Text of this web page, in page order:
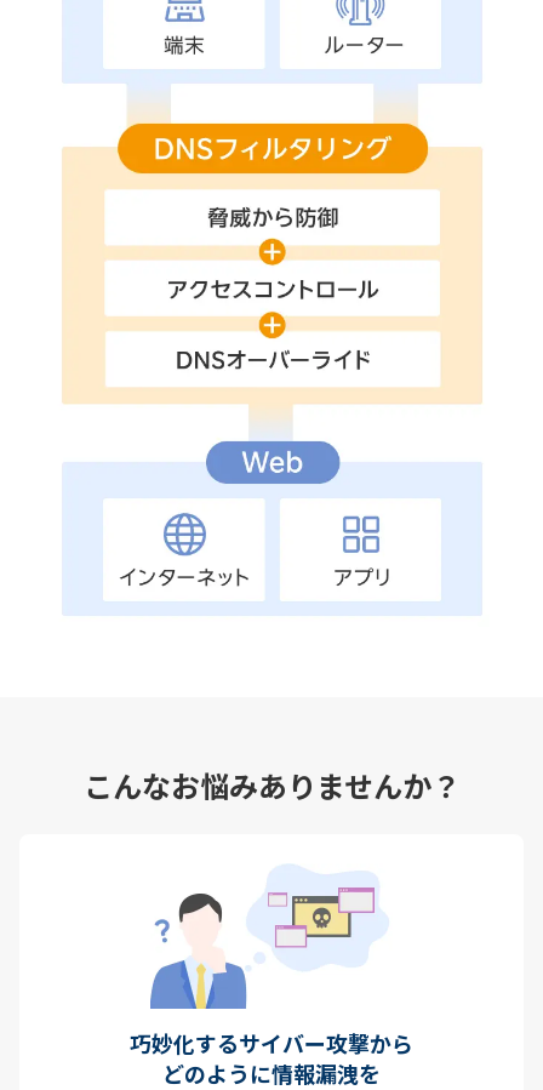
こんなお悩みありませんか？
巧妙化するサイバー攻撃から
どのように情報漏洩を